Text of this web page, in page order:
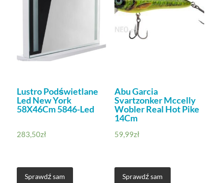
Lustro Podświetlane
Led New York
58X46Cm 5846-Led
283,50zł
Sprawdź sam
Abu Garcia
Svartzonker Mccelly
Wobler Real Hot Pike
14Cm
59,99zł
Sprawdź sam